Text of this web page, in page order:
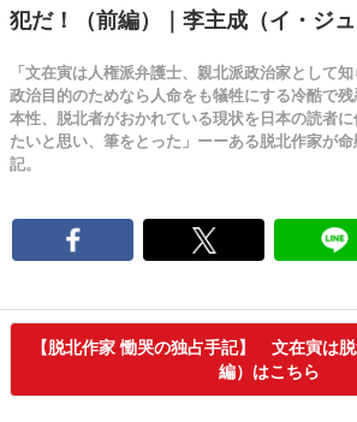
犯だ！（前編）｜李主成（イ・ジュ
「文在寅は人権派弁護士、親北派政治家として
政治目的のためなら人命をも犠牲にする冷酷で
本性、脱北者がおかれている現状を日本の読者
たいと思い、筆をとった」ーーある脱北作家が
記。
【脱北作家 慟哭の独占手記】 文在寅は
編）はこちら